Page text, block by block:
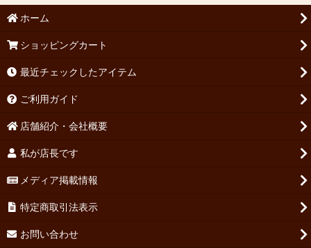
ホーム
ショッピングカート
最近チェックしたアイテム
ご利用ガイド
店舗紹介・会社概要
私が店長です
メディア掲載情報
特定商取引法表示
お問い合わせ